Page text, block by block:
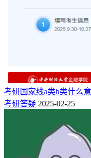
考研国家线a类b类什么
考研答疑 2025-02-25